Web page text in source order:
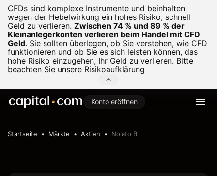
CFDs sind komplexe Instrumente und beinhalten
wegen der Hebelwirkung ein hohes Risiko, schnell
Geld zu verlieren. Zwischen 74 % und 89 % der
Kleinanlegerkonten verlieren beim Handel mit CFD
Geld. Sie sollten überlegen, ob Sie verstehen, wie CFD
funktionieren und ob Sie es sich leisten können, das
hohe Risiko einzugehen, Ihr Geld zu verlieren. Bitte
beachten Sie unsere Risikoaufklärung
Konto eröffnen
Startseite Märkte Aktien Nolato B